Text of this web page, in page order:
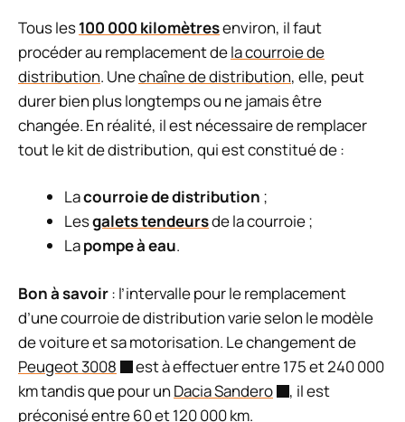
Tous les100 000 kilomètresenviron, il faut
procéder au remplacement dela courroie de
distribution. Unechaîne de distribution, elle, peut
durer bien plus longtemps ou ne jamais être
changée. En réalité, il est nécessaire de remplacer
tout le kit de distribution, qui est constitué de :
Lacourroie de distribution ;
Lesgalets tendeursde la courroie ;
Lapompe à eau.
Bon à savoir: l’intervalle pour le remplacement
d’une courroie de distribution varie selon le modèle
de voiture et sa motorisation. Le changement de
Peugeot 3008
est à effectuer entre 175 et 240 000
km tandis que pour un Dacia Sandero
, il est
préconisé entre 60 et 120 000 km.